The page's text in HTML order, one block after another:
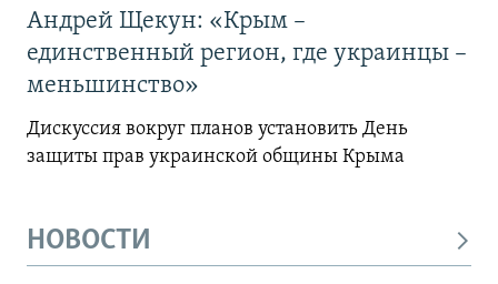
Андрей Щекун: «Крым –
единственный регион, где украинцы –
меньшинство»
Дискуссия вокруг планов установить День
защиты прав украинской общины Крыма
НОВОСТИ